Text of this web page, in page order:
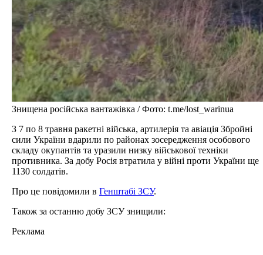
Знищена російська вантажівка / Фото: t.me/lost_warinua
З 7 по 8 травня ракетні війська, артилерія та авіація Збройні
сили України вдарили по районах зосередження особового
складу окупантів та уразили низку військової техніки
противника. За добу Росія втратила у війні проти України ще
1130 солдатів.
Про це повідомили в Генштабі ЗСУ.
Також за останню добу ЗСУ знищили:
Реклама